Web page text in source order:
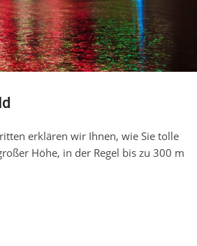
erklären wir Ihnen, wie Sie tolle
Höhe, in der Regel bis zu 300 m